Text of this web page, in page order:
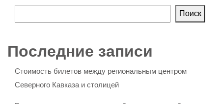
Поиск
Последние записи
Стоимость билетов между региональным центром
Северного Кавказа и столицей